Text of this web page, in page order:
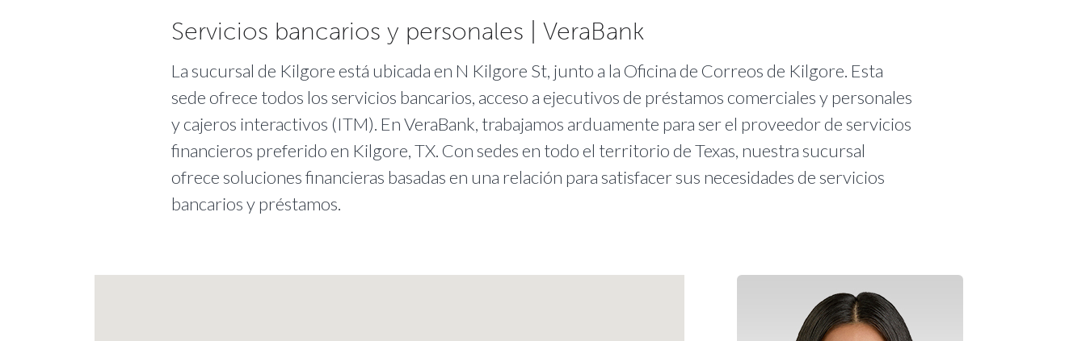
Servicios bancarios y personales | VeraBank
La sucursal de Kilgore está ubicada en N Kilgore St, junto a la Oficina de Correos de Kilgore. Esta
sede ofrece todos los servicios bancarios, acceso a ejecutivos de préstamos comerciales y personales
y cajeros interactivos (ITM). En VeraBank, trabajamos arduamente para ser el proveedor de servicios
financieros preferido en Kilgore, TX. Con sedes en todo el territorio de Texas, nuestra sucursal
ofrece soluciones financieras basadas en una relación para satisfacer sus necesidades de servicios
bancarios y préstamos.